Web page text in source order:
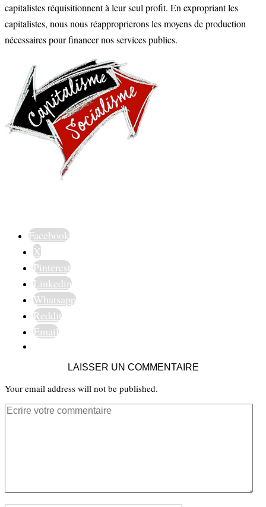
capitalistes réquisitionnent à leur seul profit. En expropriant les
capitalistes, nous nous réapproprierons les moyens de production
nécessaires pour financer nos services publics.
Facebook
X
Pinterest
Linkedin
Whatsapp
Reddit
Email
LAISSER UN COMMENTAIRE
Your email address will not be published.